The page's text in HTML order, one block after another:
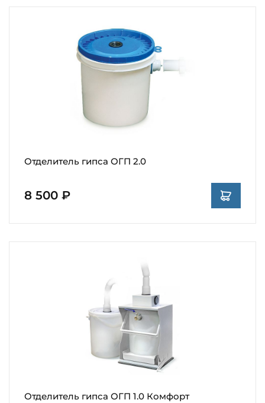
Отделитель гипса ОГП 2.0
8 500 ₽
Отделитель гипса ОГП 1.0 Комфорт